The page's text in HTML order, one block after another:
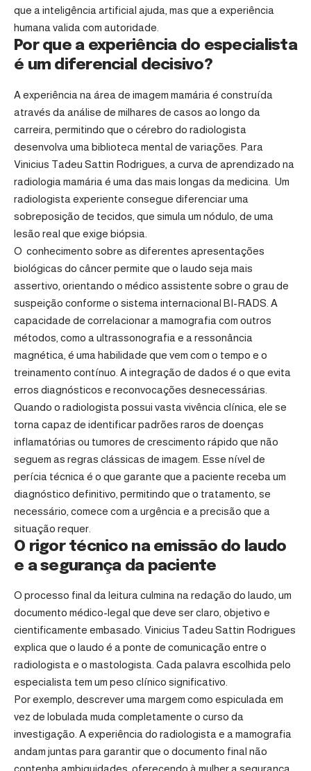
que a inteligência artificial ajuda, mas que a experiência
humana valida com autoridade.
Por que a experiência do especialista
é um diferencial decisivo?
A experiência na área de imagem mamária é construída
através da análise de milhares de casos ao longo da
carreira, permitindo que o cérebro do radiologista
desenvolva uma biblioteca mental de variações. Para
Vinicius Tadeu Sattin Rodrigues, a curva de aprendizado na
radiologia mamária é uma das mais longas da medicina. Um
radiologista experiente consegue diferenciar uma
sobreposição de tecidos, que simula um nódulo, de uma
lesão real que exige biópsia.
O conhecimento sobre as diferentes apresentações
biológicas do câncer permite que o laudo seja mais
assertivo, orientando o médico assistente sobre o grau de
suspeição conforme o sistema internacional BI-RADS. A
capacidade de correlacionar a mamografia com outros
métodos, como a ultrassonografia e a ressonância
magnética, é uma habilidade que vem com o tempo e o
treinamento contínuo. A integração de dados é o que evita
erros diagnósticos e reconvocações desnecessárias.
Quando o radiologista possui vasta vivência clínica, ele se
torna capaz de identificar padrões raros de doenças
inflamatórias ou tumores de crescimento rápido que não
seguem as regras clássicas de imagem. Esse nível de
perícia técnica é o que garante que a paciente receba um
diagnóstico definitivo, permitindo que o tratamento, se
necessário, comece com a urgência e a precisão que a
situação requer.
O rigor técnico na emissão do laudo
e a segurança da paciente
O processo final da leitura culmina na redação do laudo, um
documento médico-legal que deve ser claro, objetivo e
cientificamente embasado. Vinicius Tadeu Sattin Rodrigues
explica que o laudo é a ponte de comunicação entre o
radiologista e o mastologista. Cada palavra escolhida pelo
especialista tem um peso clínico significativo.
Por exemplo, descrever uma margem como espiculada em
vez de lobulada muda completamente o curso da
investigação. A experiência do radiologista e a mamografia
andam juntas para garantir que o documento final não
contenha ambiguidades, oferecendo à mulher a segurança